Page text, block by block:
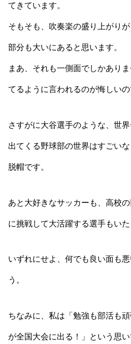
てきています。
そもそも、吹奏楽の盛り上がり
部分も大いにあると思います。
まあ、それも一側面でしかあり
てるように言われるのが悔しいの
さすがに大谷選手のような、世
出てくる野球部の世界はすごい
脱帽です。
あと大好きなサッカーも、高校
に挑戦して大活躍する選手もいた
いずれにせよ、何でも良い面も
う。
ちなみに、私は「勉強も部活も
が全国大会に出る！」という思